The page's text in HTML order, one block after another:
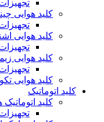
کلید هوایی
کلید هوایی
کلید هوایی
کلید هوایی تکو
کلید اتوماتیک
کلید اتوماتیک